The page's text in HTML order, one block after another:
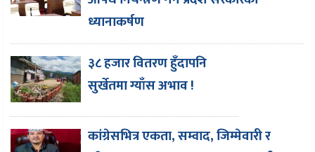
ध्यानाकर्षण
३८ हजार वितरण हुँदापनि
सुर्खेतमा ग्याँस अभाव !
कांग्रेसभित्र एकता, सम्वाद, जिम्मेवारी र